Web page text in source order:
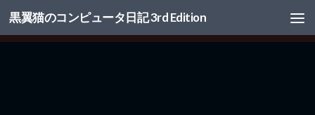
コンテンツへスキップ
黒翼猫のコンピュータ日記 3rd Edition